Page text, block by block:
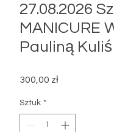
27.08.2026
MANICURE
Pauliną Kuliś
300,00 złCena
Sztuk *